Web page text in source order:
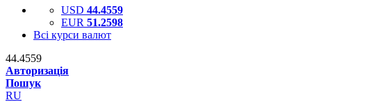
USD 44.4559
EUR 51.2598
Всі курси валют
44.4559
Авторизація
Пошук
RU